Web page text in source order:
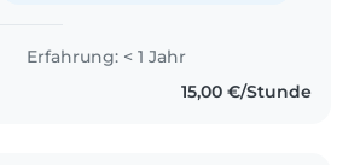
Erfahrung: < 1 Jahr
15,00 €/Stunde